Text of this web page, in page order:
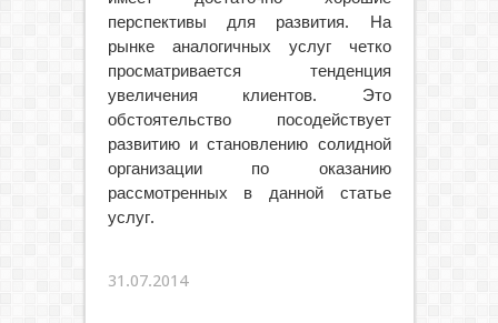
перспективы для развития. На
рынке аналогичных услуг четко
просматривается тенденция
увеличения клиентов. Это
обстоятельство посодействует
развитию и становлению солидной
организации по оказанию
рассмотренных в данной статье
услуг.
31.07.2014